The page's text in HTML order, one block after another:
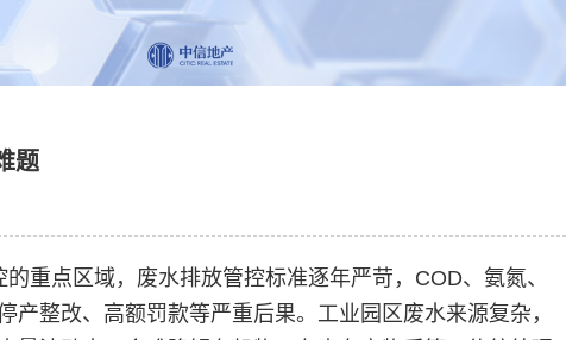
题
重点区域，废水排放管控标准逐年严苛，COD、氨氮、
整改、高额罚款等严重后果。工业园区废水来源复杂，